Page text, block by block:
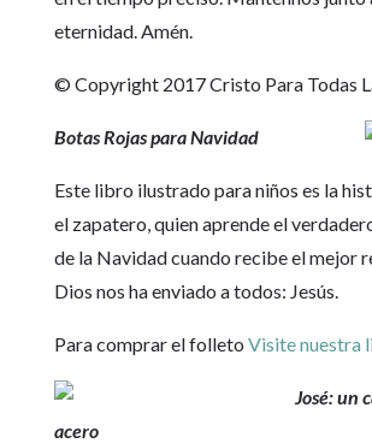
eternidad. Amén.
© Copyright 2017 Cristo Para Todas
Botas Rojas para Navidad
Este libro ilustrado para niños es la
el zapatero, quien aprende el
de la Navidad cuando recibe el mejor
Dios nos ha enviado a todos: Jesús.
Para comprar el folleto Visite nuestra
José: un
acero